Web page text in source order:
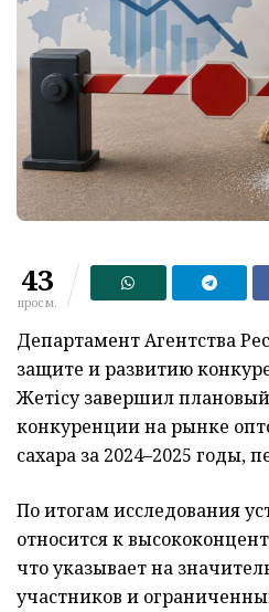
43
просм.
Департамент Агентства
защите и развитию
Жетісу завершил
конкуренции на рынке
сахара за 2024–2025 годы,
По итогам исследования
относится к
что указывает на
участников и